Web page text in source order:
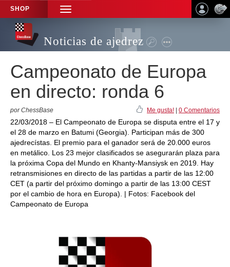
SHOP
TOGGLE
NAVIGATION
Noticias de ajedrez
Campeonato de Europa
en directo: ronda 6
por ChessBase Me gusta! 0 Comentarios
22/03/2018 – El Campeonato de Europa se disputa entre el 17 y
el 28 de marzo en Batumi (Georgia). Participan más de 300
ajedrecístas. El premio para el ganador será de 20.000 euros
en metálico. Los 23 mejor clasificados se asegurarán plaza para
la próxima Copa del Mundo en Khanty-Mansiysk en 2019. Hay
retransmisiones en directo de las partidas a partir de las 12:00
CET (a partir del próximo domingo a partir de las 13:00 CEST
por el cambio de hora en Europa). | Fotos: Facebook del
Campeonato de Europa